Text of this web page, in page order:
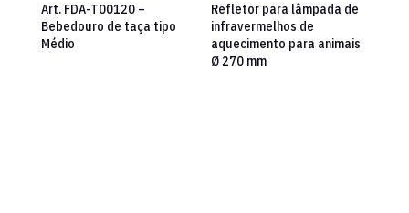
Art. FDA-T00120 –
Bebedouro de taça tipo
Médio
Refletor para lâmpada de
infravermelhos de
aquecimento para animais
Ø 270 mm